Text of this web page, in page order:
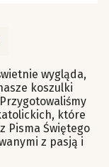
do ostatniej
wygląda,
koszulki
które
Pisma Świętego
z pasją i